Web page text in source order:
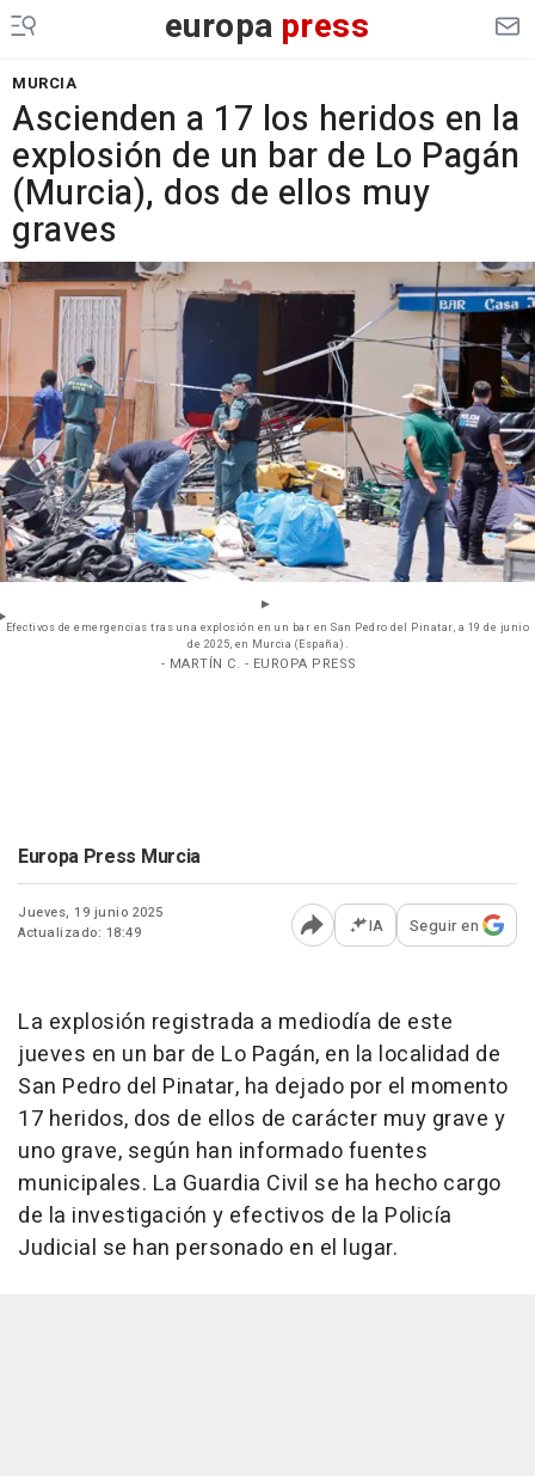
europa press
MURCIA
Ascienden a 17 los heridos en la
explosión de un bar de Lo Pagán
(Murcia), dos de ellos muy
graves
Efectivos de emergencias tras una explosión en un bar en San Pedro del Pinatar, a 19 de junio
de 2025, en Murcia (España).
- MARTÍN C. - EUROPA PRESS
Europa Press Murcia
Jueves, 19 junio 2025
Actualizado: 18:49
Abrir opciones para
IA Seguir en
La explosión registrada a mediodía de este
jueves en un bar de Lo Pagán, en la localidad de
San Pedro del Pinatar, ha dejado por el momento
17 heridos, dos de ellos de carácter muy grave y
uno grave, según han informado fuentes
municipales. La Guardia Civil se ha hecho cargo
de la investigación y efectivos de la Policía
Judicial se han personado en el lugar.